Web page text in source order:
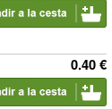
0.40 €